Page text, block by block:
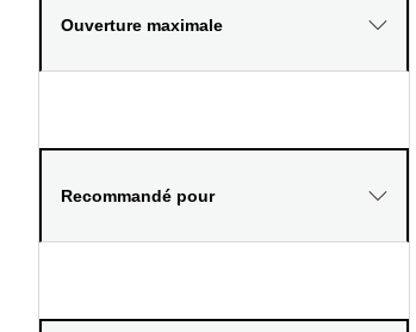
Ouverture maximale
Recommandé pour